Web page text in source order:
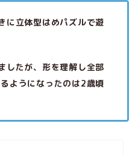
に立体型はめパズルで遊
したが、形を理解し全部
ようになったのは2歳頃